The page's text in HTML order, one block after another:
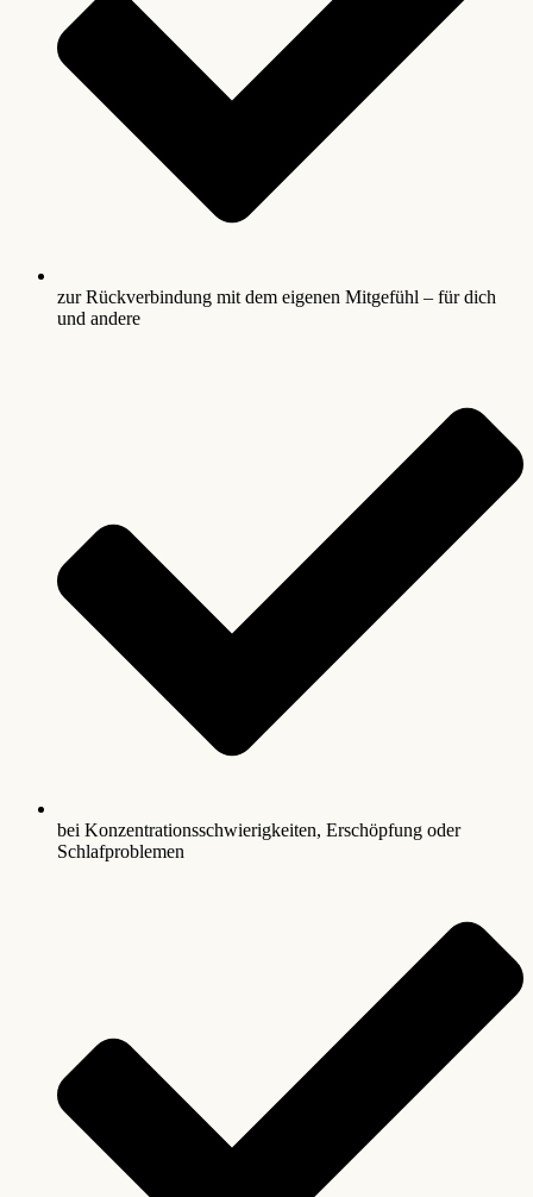
zur Rückverbindung mit dem eigenen Mitgefühl – für dich
und andere
bei Konzentrationsschwierigkeiten, Erschöpfung oder
Schlafproblemen